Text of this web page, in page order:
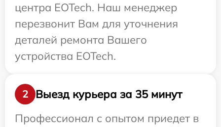
центра EOTech. Наш менеджер
перезвонит Вам для уточнения
деталей ремонта Вашего
устройства EOTech.
2
Выезд курьера за 35 минут
Профессионал с опытом приедет в